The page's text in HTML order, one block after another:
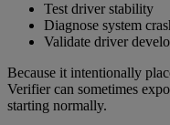
Test driver stability
Diagnose system
Validate driver
Because it intentionally
Verifier can sometimes
starting normally.